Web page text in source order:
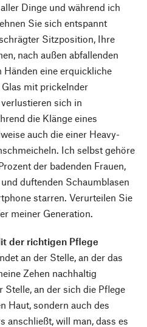
Dinge und während ich
Sie sich entspannt
Sitzposition, Ihre
nach außen abfallenden
Händen eine erquickliche
mit prickelnder
sich in
die Klänge eines
auch die einer Heavy-
Ich selbst gehöre
der badenden Frauen,
duftenden Schaumblasen
starren. Verurteilen Sie
meiner Generation.
der richtigen Pflege
an der Stelle, an der das
Zehen nachhaltig
an der sich die Pflege
Haut, sondern auch des
anschließt, will man, dass es